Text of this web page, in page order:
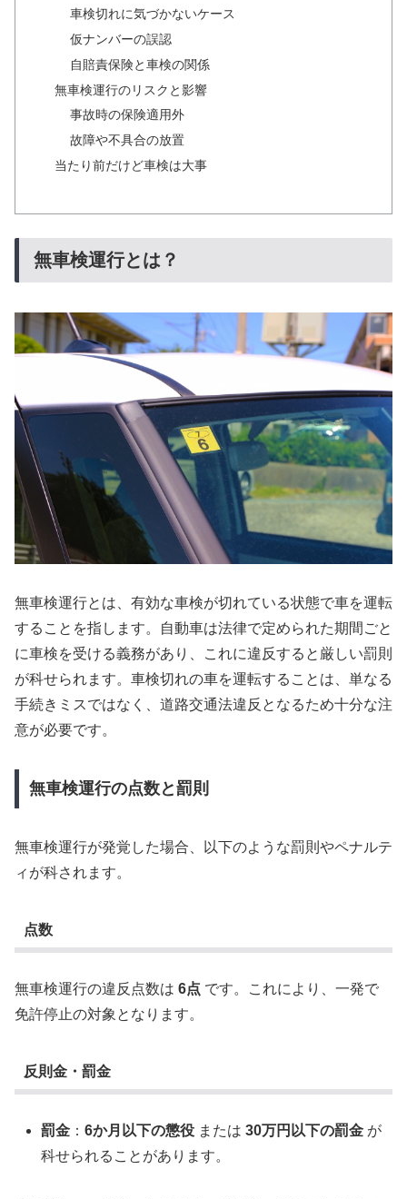
車検切れに気づかないケース
仮ナンバーの誤認
自賠責保険と車検の関係
無車検運行のリスクと影響
事故時の保険適用外
故障や不具合の放置
当たり前だけど車検は大事
無車検運行とは？
無車検運行とは、有効な車検が切れている状態で車を運転
することを指します。自動車は法律で定められた期間ごと
に車検を受ける義務があり、これに違反すると厳しい罰則
が科せられます。車検切れの車を運転することは、単なる
手続きミスではなく、道路交通法違反となるため十分な注
意が必要です。
無車検運行の点数と罰則
無車検運行が発覚した場合、以下のような罰則やペナルテ
ィが科されます。
点数
無車検運行の違反点数は 6点 です。これにより、一発で
免許停止の対象となります。
反則金・罰金
罰金 ：6か月以下の懲役 または30万円以下の罰金 が
科せられることがあります。